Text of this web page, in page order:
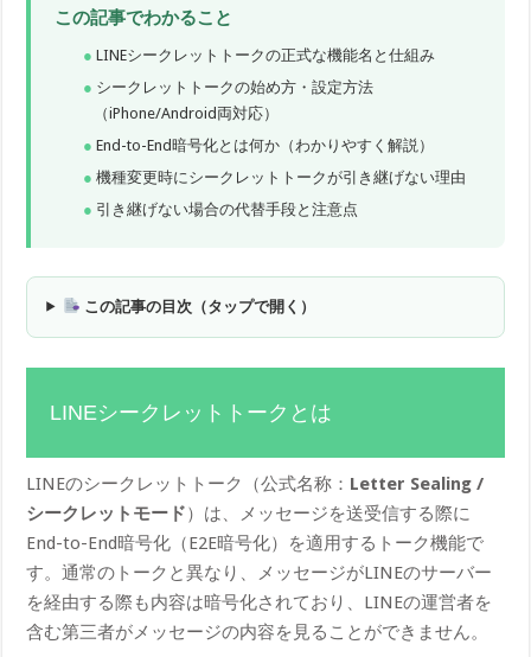
この記事でわかること
LINEシークレットトークの正式な機能名と仕組み
シークレットトークの始め方・設定方法
（iPhone/Android両対応）
End-to-End暗号化とは何か（わかりやすく解説）
機種変更時にシークレットトークが引き継げない理由
引き継げない場合の代替手段と注意点
この記事の目次（タップで開く）
LINEシークレットトークとは
LINEのシークレットトーク（公式名称： Letter Sealing /
シークレットモード）は、メッセージを送受信する際に
End-to-End暗号化（E2E暗号化）を適用するトーク機能で
す。通常のトークと異なり、メッセージがLINEのサーバー
を経由する際も内容は暗号化されており、LINEの運営者を
含む第三者がメッセージの内容を見ることができません。